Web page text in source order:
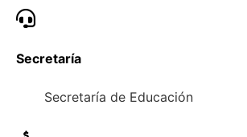
Secretaría
Secretaría de Educación